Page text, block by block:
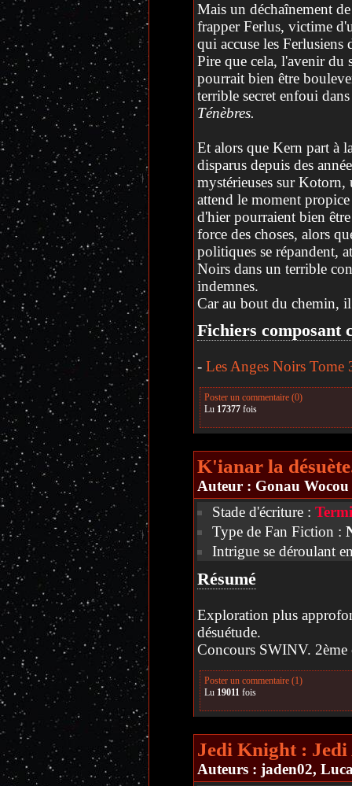
Mais un déchaînement
frapper Ferlus, victime
qui accuse les
Pire que cela, l'avenir du
pourrait bien être
terrible secret enfoui
Ténèbres.
Et alors que Kern part à
disparus depuis des
mystérieuses sur Kotorn,
attend le moment
d'hier pourraient bien
force des choses, alors
politiques se répandent,
Noirs dans un terrible
indemnes.
Car au bout du chemin,
Fichiers composant
- Les Anges Noirs Tome
Poster un commentaire (0)
Lu 17377fois
K'ianar la
Auteur : Gonau Wocou
Stade d'écriture :
Type de Fan Fiction :
Intrigue se déroulant
Résumé
Exploration plus
désuétude.
Concours SWINV. 2ème
Poster un commentaire (1)
Lu 19011fois
Jedi Knight : Jedi
Auteurs : jaden02,